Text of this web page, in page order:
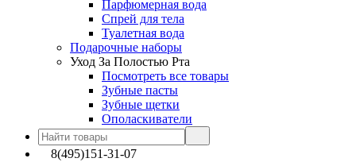
Парфюмерная вода
Спрей для тела
Туалетная вода
Подарочные наборы
Уход За Полостью Рта
Посмотреть все товары
Зубные пасты
Зубные щетки
Ополаскиватели
8(495)151-31-07